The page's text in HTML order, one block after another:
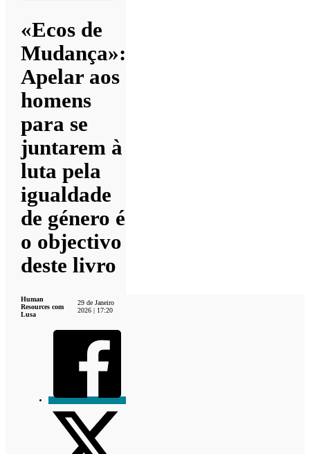
«Ecos de
Mudança»:
Apelar aos
homens
para se
juntarem à
luta pela
igualdade
de género é
o objectivo
deste livro
Human
Resources com
Lusa
29 de Janeiro
2026 | 17:20